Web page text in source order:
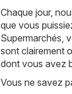
Chaque jour,
que vous
Supermarchés,
sont clairement
dont vous avez
Vous ne savez